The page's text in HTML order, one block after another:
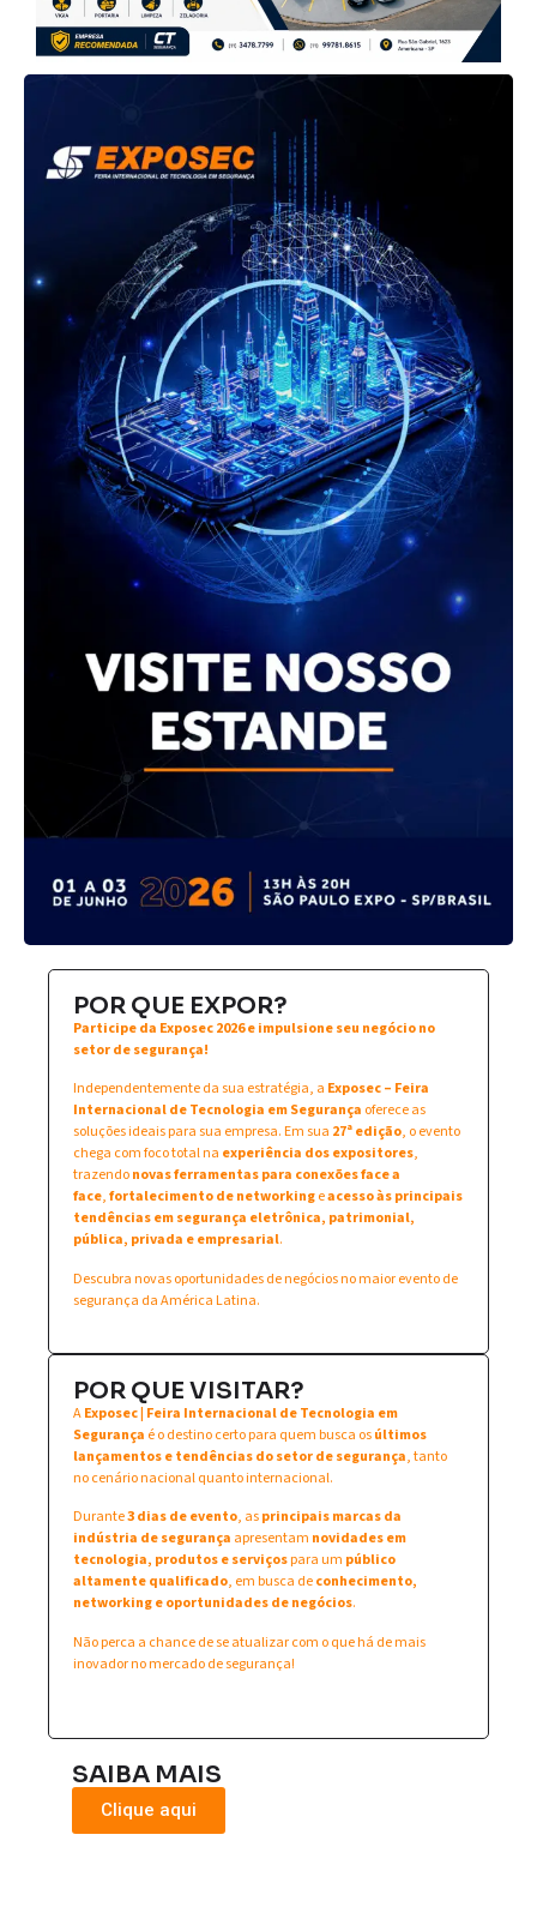
POR QUE EXPOR?
Participe da Exposec 2026 e impulsione seu negócio no
setor de segurança!
Independentemente da sua estratégia, a Exposec – Feira
Internacional de Tecnologia em Segurança oferece as
soluções ideais para sua empresa. Em sua 27ª edição, o evento
chega com foco total na experiência dos expositores,
trazendonovas ferramentas para conexões face a
face,fortalecimento de networkingeacesso às principais
tendências em segurança eletrônica, patrimonial,
pública, privada e empresarial.
Descubra novas oportunidades de negócios no maior evento de
segurança da América Latina.
POR QUE VISITAR?
AExposec | Feira Internacional de Tecnologia em
Segurança é o destino certo para quem busca osúltimos
lançamentos e tendências do setor de segurança, tanto
no cenário nacional quanto internacional.
Durante3 dias de evento, asprincipais marcas da
indústria de segurança apresentam novidades em
tecnologia, produtos e serviçospara um público
altamente qualificado, em busca deconhecimento,
networking e oportunidades de negócios.
Não perca a chance de se atualizar com o que há de mais
inovador no mercado de segurança!
SAIBA MAIS
Clique aqui